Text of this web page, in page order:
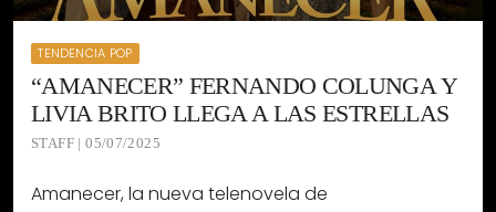
TENDENCIA POP
“AMANECER” FERNANDO COLUNGA Y
LIVIA BRITO LLEGA A LAS ESTRELLAS
STAFF | 05/07/2025
Amanecer, la nueva telenovela de